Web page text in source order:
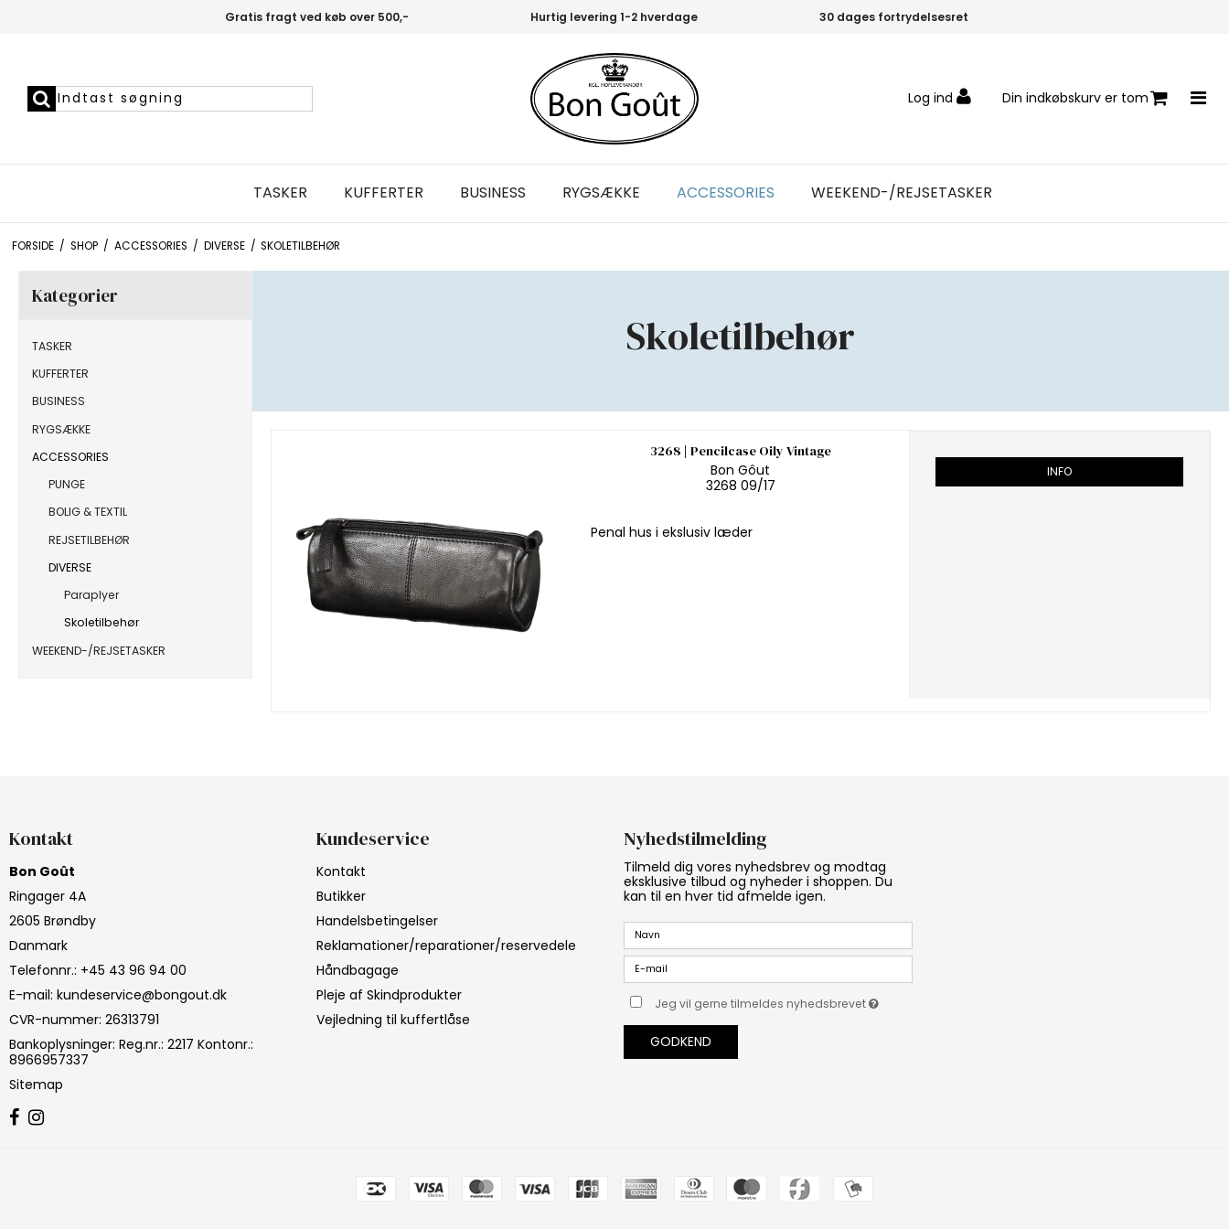
Gratis fragt ved køb over 500,- Hurtig levering 1-2 hverdage 30 dages fortrydelsesret
Log ind Din indkøbskurv er tom
TASKER KUFFERTER BUSINESS RYGSÆKKE ACCESSORIES WEEKEND-/REJSETASKER
FORSIDE / SHOP / ACCESSORIES / DIVERSE / SKOLETILBEHØR
Kategorier
TASKER
KUFFERTER
BUSINESS
RYGSÆKKE
ACCESSORIES
PUNGE
BOLIG & TEXTIL
REJSETILBEHØR
DIVERSE
Paraplyer
Skoletilbehør
WEEKEND-/REJSETASKER
Skoletilbehør
3268 | Pencilcase Oily Vintage
Bon Gôut
3268 09/17
Penal hus i ekslusiv læder
INFO
Kontakt
Bon Goût
Ringager 4A
2605 Brøndby
Danmark
Telefonnr.: +45 43 96 94 00
E-mail: kundeservice@bongout.dk
CVR-nummer: 26313791
Bankoplysninger: Reg.nr.: 2217 Kontonr.:
8966957337
Sitemap
Kundeservice
Kontakt
Butikker
Handelsbetingelser
Reklamationer/reparationer/reservedele
Håndbagage
Pleje af Skindprodukter
Vejledning til kuffertlåse
Nyhedstilmelding
Tilmeld dig vores nyhedsbrev og modtag
eksklusive tilbud og nyheder i shoppen. Du
kan til en hver tid afmelde igen.
Jeg vil gerne tilmeldes nyhedsbrevet
GODKEND